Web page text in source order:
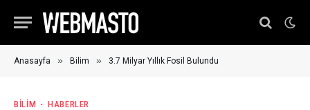
Anasayfa » Bilim » 3.7 Milyar Yıllık Fosil Bulundu
BILIM HABERLER